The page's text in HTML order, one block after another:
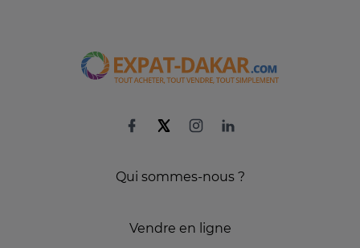
Qui sommes-nous ?
Vendre en ligne